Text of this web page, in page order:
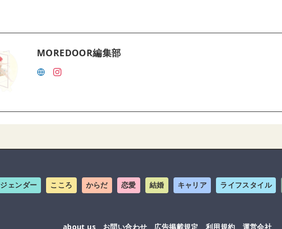
MOREDOOR編集部
ジェンダー こころ からだ 恋愛 結婚 キャリア ライフスタイル
about us お問い合わせ 広告掲載規定 利用規約 運営会社